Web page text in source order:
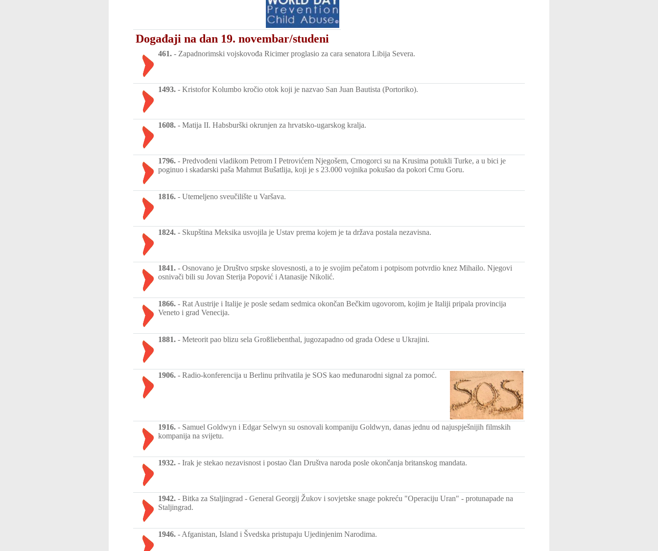
Događaji na dan 19. novembar/studeni
461. - Zapadnorimski vojskovođa Ricimer proglasio za cara senatora Libija Severa.
1493. - Kristofor Kolumbo kročio otok koji je nazvao San Juan Bautista (Portoriko).
1608. - Matija II. Habsburški okrunjen za hrvatsko-ugarskog kralja.
1796. - Predvođeni vladikom Petrom I Petrovićem Njegošem, Crnogorci su na Krusima potukli Turke, a u bici je
poginuo i skadarski paša Mahmut Bušatlija, koji je s 23.000 vojnika pokušao da pokori Crnu Goru.
1816. - Utemeljeno sveučilište u Varšava.
1824. - Skupština Meksika usvojila je Ustav prema kojem je ta država postala nezavisna.
1841. - Osnovano je Društvo srpske slovesnosti, a to je svojim pečatom i potpisom potvrdio knez Mihailo. Njegovi
osnivači bili su Jovan Sterija Popović i Atanasije Nikolić.
1866. - Rat Austrije i Italije je posle sedam sedmica okončan Bečkim ugovorom, kojim je Italiji pripala provincija
Veneto i grad Venecija.
1881. - Meteorit pao blizu sela Großliebenthal, jugozapadno od grada Odese u Ukrajini.
1906. - Radio-konferencija u Berlinu prihvatila je SOS kao međunarodni signal za pomoć.
1916. - Samuel Goldwyn i Edgar Selwyn su osnovali kompaniju Goldwyn, danas jednu od najuspješnijih filmskih
kompanija na svijetu.
1932. - Irak je stekao nezavisnost i postao član Društva naroda posle okončanja britanskog mandata.
1942. - Bitka za Staljingrad - General Georgij Žukov i sovjetske snage pokreću "Operaciju Uran" - protunapade na
Staljingrad.
1946. - Afganistan, Island i Švedska pristupaju Ujedinjenim Narodima.